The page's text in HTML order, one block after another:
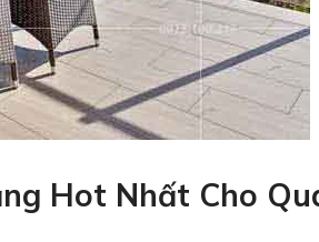
Hot Nhất Cho